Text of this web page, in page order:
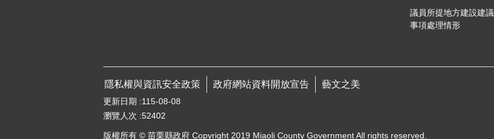
議員所提地方建設建議
事項處理情形
隱私權與資訊安全政策 政府網站資料開放宣告 藝文之美
更新日期
115-08-08
瀏覽人次 52402
版權所有 © 苗栗縣政府 Copyright 2019 Miaoli County Government All rights reserved.